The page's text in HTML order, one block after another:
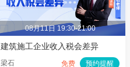
08月11日 19:30-21:00
建筑施工企业收入税会差异
梁石 免费 预约提醒